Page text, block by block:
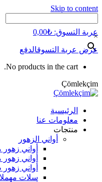
Skip to content
×
عربة التسوق: 0,00₺
عرض عربة التسوقالدفع
No products in the cart.
Çömlekçim
الرئيسية
معلومات عنا
منتجات
أواني الزهور
أواني
أواني
أواني زهور
سلات